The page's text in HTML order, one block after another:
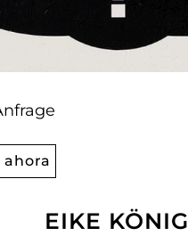
EIKE KÖNIG